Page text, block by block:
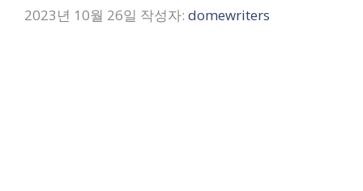
2023년 10월 26일 작성자: domewriters